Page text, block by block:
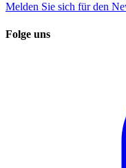
Melden Sie sich für den
Folge uns